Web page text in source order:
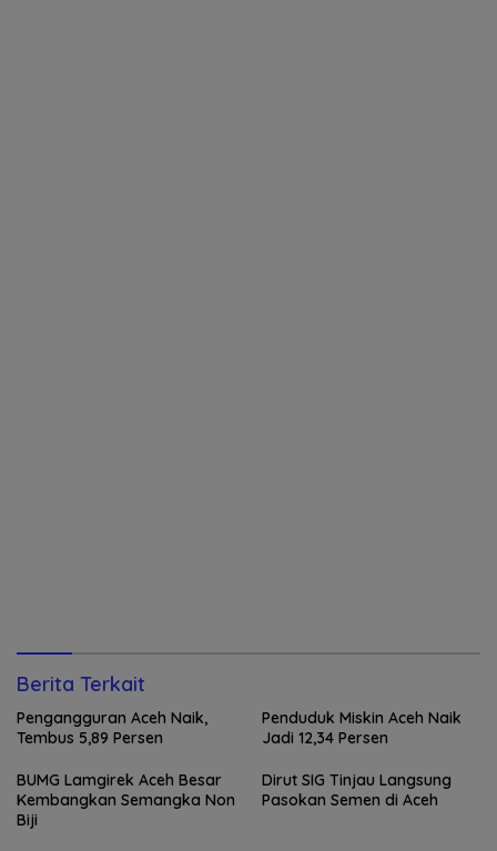
Berita Terkait
Pengangguran Aceh Naik,
Tembus 5,89 Persen
Penduduk Miskin Aceh Naik
Jadi 12,34 Persen
BUMG Lamgirek Aceh Besar
Kembangkan Semangka Non
Biji
Dirut SIG Tinjau Langsung
Pasokan Semen di Aceh